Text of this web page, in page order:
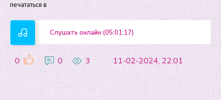
печататься в
Слушать онлайн (05:01:17)
0 0 3 11-02-2024, 22:01